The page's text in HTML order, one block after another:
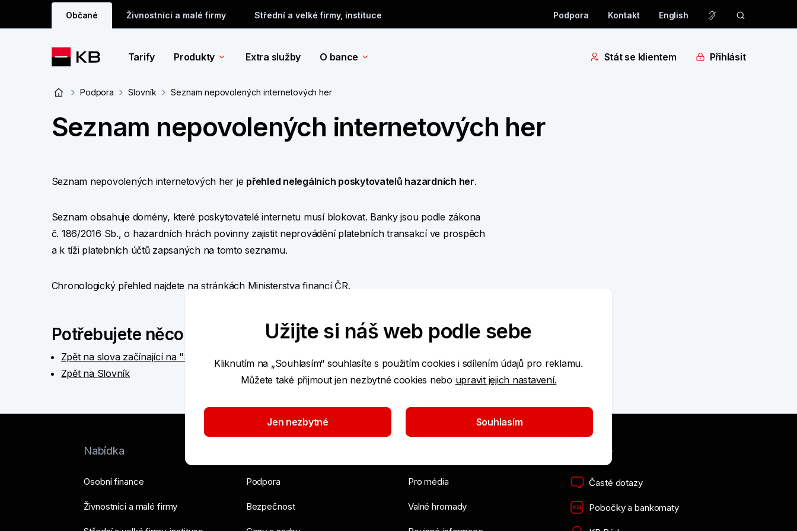
Občané Živnostníci a malé firmy Střední a velké firmy, instituce Podpora Kontakt English
Tarify Produkty Extra služby O bance Stát se klientem Přihlásit
Podpora Slovník Seznam nepovolených internetových her
Seznam nepovolených internetových her
Seznam nepovolených internetových her je přehled nelegálních poskytovatelů hazardních her.
Seznam obsahuje domény, které poskytovatelé internetu musí blokovat. Banky jsou podle zákona
č. 186/2016 Sb., o hazardních hrách povinny zajistit neprovádění platebních transakcí ve prospěch
a k tíži platebních účtů zapsaných na tomto seznamu.
Chronologický přehled najdete nastránkách Ministerstva financí ČR.
Potřebujete něco jiného?
Zpět na slova začínající na "S"
Zpět na Slovník
Nabídka
Osobní finance
Živnostníci a malé firmy
Podpora
Bezpečnost
Pro média
Valné hromady
Užitečné
Časté dotazy
Pobočky a bankomaty
Užijte si náš web podle sebe
Kliknutím na „Souhlasím“ souhlasíte s použitím cookies i sdílením údajů pro reklamu.
Můžete také přijmout jen nezbytné cookies nebo upravit jejich nastavení.
Jen nezbytné Souhlasím